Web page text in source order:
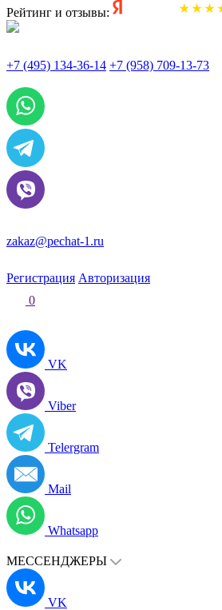
Рейтинг и отзывы:
+7 (495) 134-36-14 +7 (958) 709-13-73
zakaz@pechat-1.ru
Регистрация Авторизация
0
VK
Viber
Telergram
Mail
Whatsapp
МЕССЕНДЖЕРЫ
VK